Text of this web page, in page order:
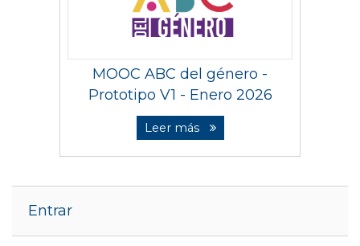
MOOC ABC del género -
Prototipo V1 - Enero 2026
Leer más
Entrar